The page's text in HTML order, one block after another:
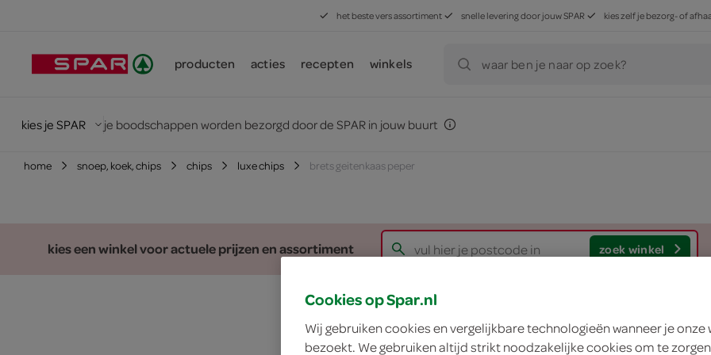
het beste vers assortiment snelle levering door jouw SPAR kies zelf je bezorg- of
producten acties recepten winkels waar ben je naar op zoek?
kies je SPAR je boodschappen worden bezorgd door de SPAR in jouw buurt
home snoep, koek, chips chips luxe chips brets geitenkaas peper
kies een winkel voor actuele prijzen en assortiment zoek winkel
Brets geitenkaas
Cookies op Spar.nl
Wij gebruiken cookies en vergelijkbare technologieën wanneer je onze
bezoekt. We gebruiken altijd strikt noodzakelijke cookies om te